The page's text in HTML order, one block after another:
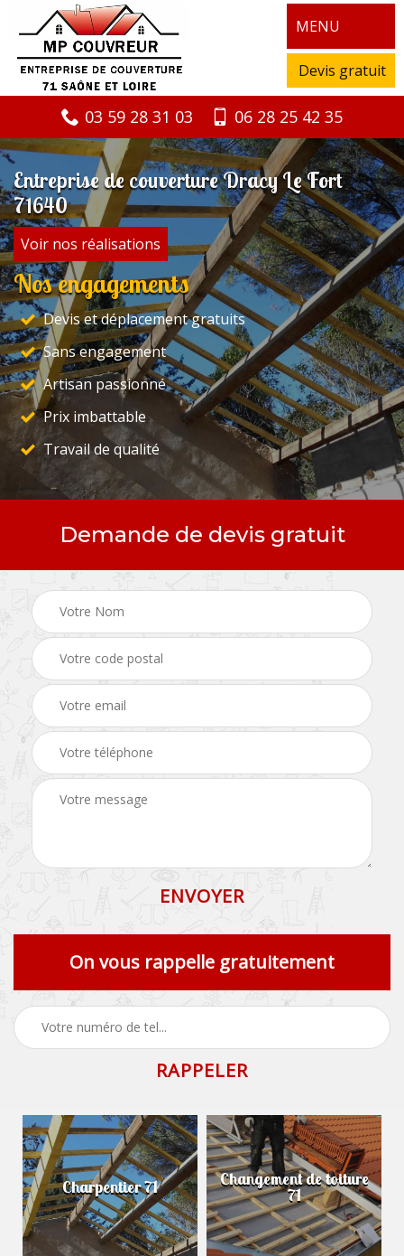
MENU
Devis gratuit
03 59 28 31 03 06 28 25 42 35
Entreprise de couverture Dracy Le Fort
71640
Voir nos réalisations
Nos engagements
Devis et déplacement gratuits
Sans engagement
Artisan passionné
Prix imbattable
Travail de qualité
Demande de devis gratuit
On vous rappelle gratuitement
Charpentier 71 Changement de toiture
71